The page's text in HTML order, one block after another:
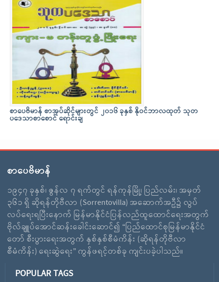
စာပေဗိမာန် စာအုပ်ဆိုင်များတွင် ၂၀၁၆ ခုနှစ် နိုဝင်ဘာလထုတ် သုတ
ပဒေသာစာစောင် ရောင်းချ
စာပေဗိမာန်
၁၉၄၇ ခုနှစ်၊ ဇွန်လ ၇ ရက်တွင် ရန်ကုန်မြို့၊ ပြည်လမ်း၊ အမှတ်
၃၆၁ ရှိ ဆိုရန်တိုဗီလာ (Sorrentovilla) အဆောက်အဦ၌ လွပ်
လပ်ရေးရပြီးနောက် မြန်မာနိုင်ငံပြန်လည်ထူထောင်ရေးအတွက်
ဗိုလ်ချူပ်အောင်ဆန်းခေါင်းဆောင်၍ “ပြည်ထောင်စုမြန်မာနိုင်ငံ
တော် စီးပွားရေးအတွက် နှစ်နှစ်စီမံကိန်း (ဆိုရန်တိုဗီလာ
စီမံကိန်း) ရေးဆွဲရေး” ကွန်ဖရင့်တစ်ခု ကျင်းပခဲ့ပါသည်။
POPULAR TAGS